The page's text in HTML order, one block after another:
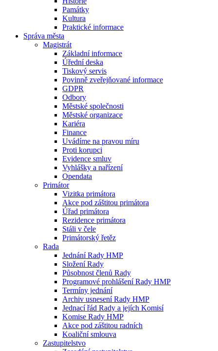
Památky
Kultura
Praktické informace
Správa města
Magistrát
Základní informace
Úřední deska
Tiskový servis
Povinně zveřejňované informace
GDPR
Odbory
Městské společnosti
Městské organizace
Kariéra
Finance
Uvádíme na pravou míru
Proti korupci
Evidence smluv
Vyhlášky a nařízení
Opendata
Primátor
Vizitka primátora
Akce pod záštitou primátora
Úřad primátora
Rezidence primátora
Stáli v čele
Primátorský řetěz
Rada
Jednání Rady HMP
Složení Rady
Působnost členů Rady
Programové prohlášení Rady HMP
Termíny jednání
Archiv usnesení Rady HMP
Jednací řád Rady a jejích Komisí
Komise Rady HMP
Akce pod záštitou radních
Koaliční smlouva
Zastupitelstvo